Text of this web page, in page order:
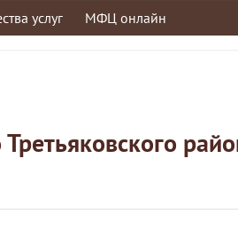
услуг МФЦ онлайн